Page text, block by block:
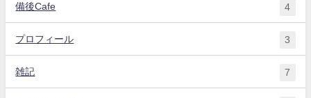
備後Cafe 4
プロフィール 3
雑記 7